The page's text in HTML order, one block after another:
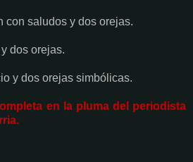
con saludos y dos orejas.
dos orejas.
y dos orejas simbólicas.
en la pluma del periodista